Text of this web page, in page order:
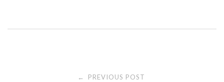
← PREVIOUS POST